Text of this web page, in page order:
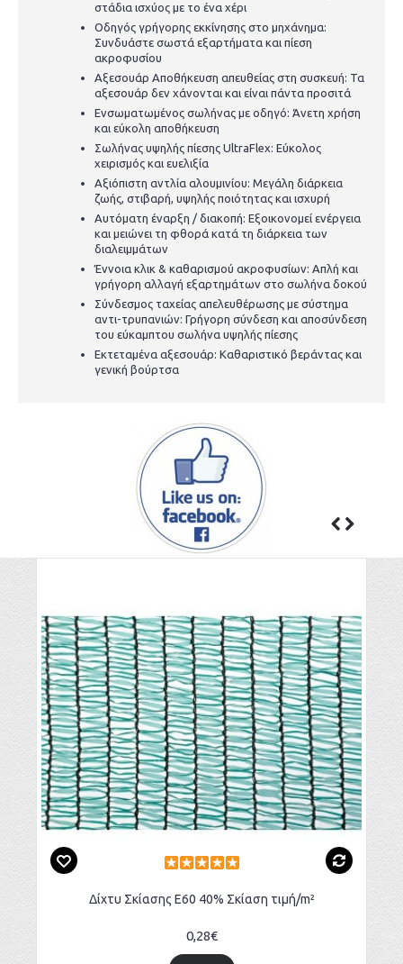
στάδια ισχύος με το ένα χέρι
Οδηγός γρήγορης εκκίνησης στο μηχάνημα:
Συνδυάστε σωστά εξαρτήματα και πίεση
ακροφυσίου
Αξεσουάρ Αποθήκευση απευθείας στη συσκευή: Τα
αξεσουάρ δεν χάνονται και είναι πάντα προσιτά
Ενσωματωμένος σωλήνας με οδηγό: Άνετη χρήση
και εύκολη αποθήκευση
Σωλήνας υψηλής πίεσης UltraFlex: Εύκολος
χειρισμός και ευελιξία
Αξιόπιστη αντλία αλουμινίου: Μεγάλη διάρκεια
ζωής, στιβαρή, υψηλής ποιότητας και ισχυρή
Αυτόματη έναρξη / διακοπή: Εξοικονομεί ενέργεια
και μειώνει τη φθορά κατά τη διάρκεια των
διαλειμμάτων
Έννοια κλικ & καθαρισμού ακροφυσίων: Απλή και
γρήγορη αλλαγή εξαρτημάτων στο σωλήνα δοκού
Σύνδεσμος ταχείας απελευθέρωσης με σύστημα
αντι-τρυπανιών: Γρήγορη σύνδεση και αποσύνδεση
του εύκαμπτου σωλήνα υψηλής πίεσης
Εκτεταμένα αξεσουάρ: Καθαριστικό βεράντας και
γενική βούρτσα
Δίχτυ Σκίασης Ε60 40% Σκίαση τιμή/m²
0,28€